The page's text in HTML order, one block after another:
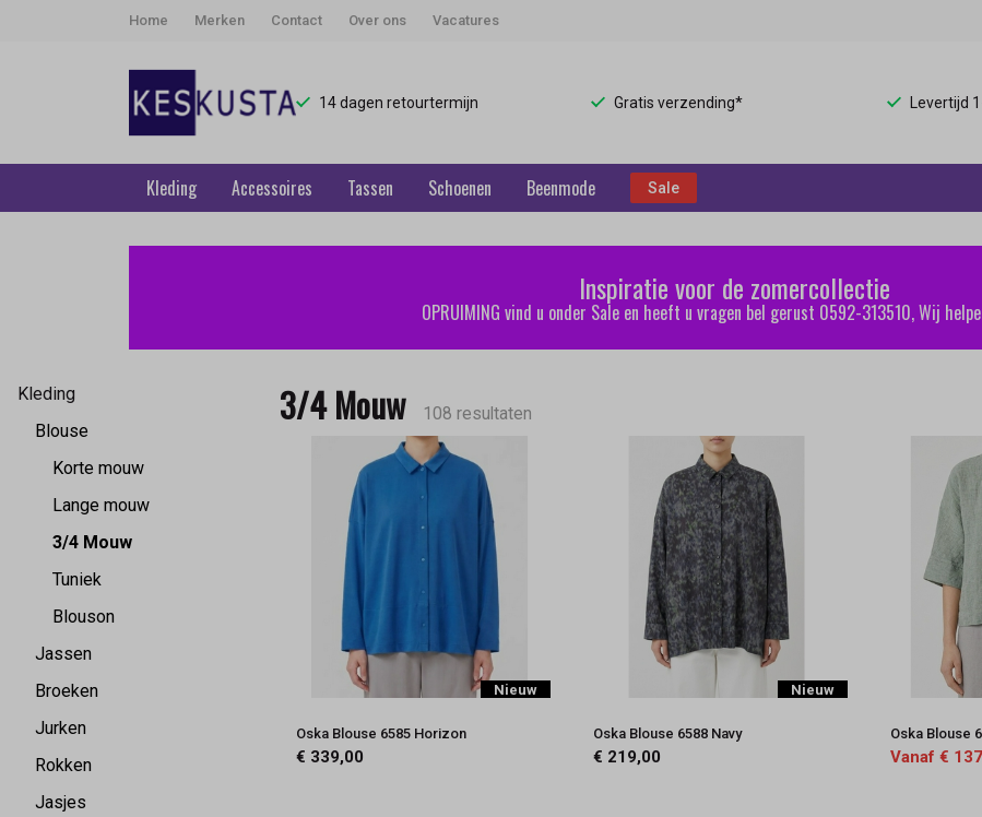
Home Merken Contact Over ons Vacatures
14 dagen retourtermijn Gratis verzending* Levertijd
Kleding Accessoires Tassen Schoenen Beenmode Sale
3/4
Keskusta
Inspiratie voor de zomercollectie
OPRUIMING vind u onder Sale en heeft u vragen bel gerust 0592-313510, Wij
Kleding
Blouse
Korte mouw
Lange mouw
3/4 Mouw
Tuniek
Blouson
Jassen
Broeken
Jurken
Rokken
Jasjes
3/4 Mouw 108 resultaten
Nieuw
Oska Blouse 6585 Horizon
€ 339,00
Nieuw
Oska Blouse 6588 Navy
€ 219,00
Oska Blouse
Vanaf €